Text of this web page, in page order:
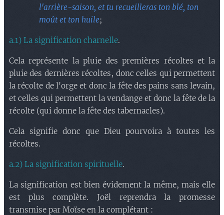
l'arrière-saison, et tu recueilleras ton blé, ton
moût et ton huile;
a.1) La signification charnelle.
Cela représente la pluie des premières récoltes et la
pluie des dernières récoltes, donc celles qui permettent
la récolte de l'orge et donc la fête des pains sans levain,
et celles qui permettent la vendange et donc la fête de la
récolte (qui donne la fête des tabernacles).
Cela signifie donc que Dieu pourvoira à toutes les
récoltes.
a.2) La signification spirituelle.
La signification est bien évidement la même, mais elle
est plus complète. Joël reprendra la promesse
transmise par Moïse en la complétant :